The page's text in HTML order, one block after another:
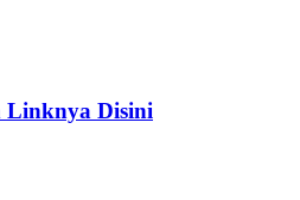
Linknya Disini